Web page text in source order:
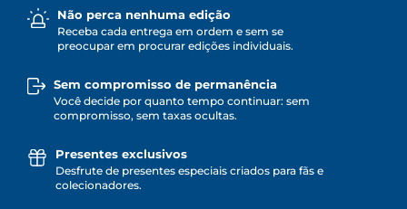
Não perca nenhuma edição
Receba cada entrega em ordem e sem se
preocupar em procurar edições individuais.
Sem compromisso de permanência
Você decide por quanto tempo continuar: sem
compromisso, sem taxas ocultas.
Presentes exclusivos
Desfrute de presentes especiais criados para fãs e
colecionadores.